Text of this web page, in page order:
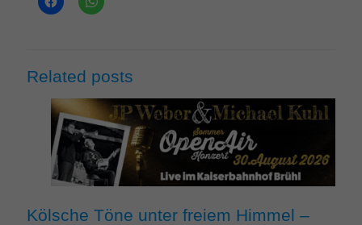
Related posts
Kölsche Töne unter freiem Himmel –